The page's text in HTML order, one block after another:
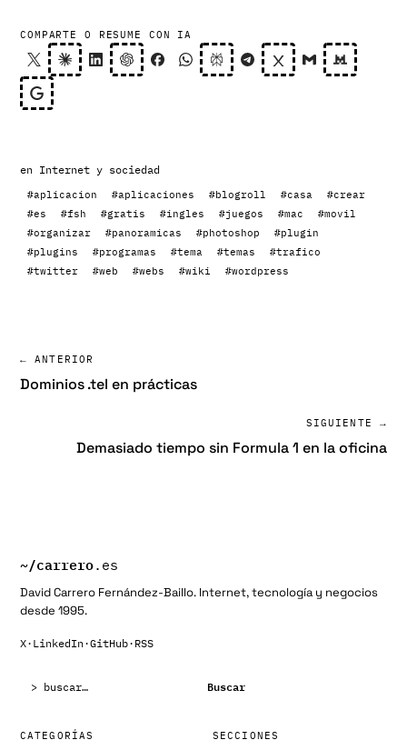
COMPARTE O RESUME CON IA
en Internet y sociedad
#aplicacion #aplicaciones #blogroll #casa
#crear
#es
#fsh #gratis #ingles #juegos #mac
#movil
#organizar
#panoramicas #photoshop
#plugin
#plugins
#programas #tema #temas
#trafico
#twitter
#web #webs #wiki #wordpress
← ANTERIOR
Dominios .tel en prácticas
SIGUIENTE →
Demasiado tiempo sin Formula 1 en la oficina
~/carrero.es
David Carrero Fernández-Baillo. Internet, tecnología y negocios
desde 1995.
X· LinkedIn·GitHub· RSS
Buscar
CATEGORÍAS SECCIONES